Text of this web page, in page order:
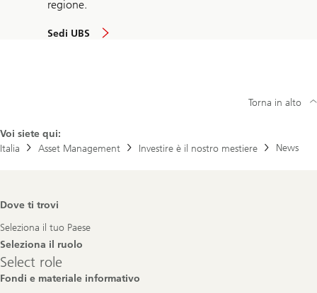
regione.
Sedi UBS
Voi siete qui:
Italia
Asset Management Investire è il nostro mestiere News
Torna in alto
Footer
Dove ti trovi
Seleziona il tuo Paese
Seleziona il ruolo
Select
role
Select role
Fondi e materiale informativo